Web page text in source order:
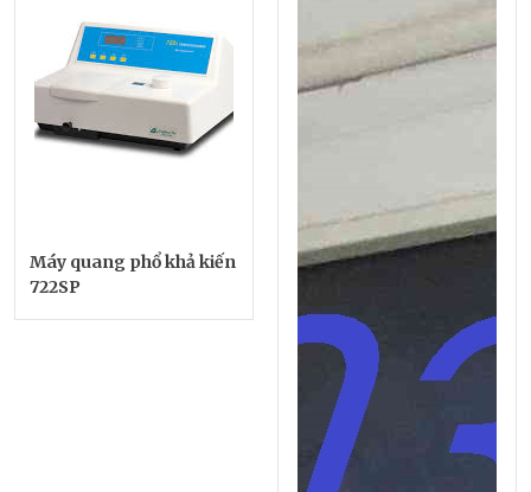
Máy quang phổ khả kiến
722SP